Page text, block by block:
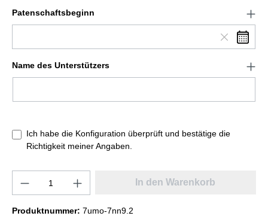
Patenschaftsbeginn
Name des Unterstützers
Ich habe die Konfiguration überprüft und bestätige die
Richtigkeit meiner Angaben.
In den Warenkorb
Produktnummer: 7umo-7nn9.2